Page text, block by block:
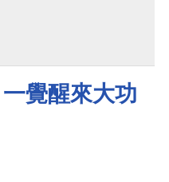
覺醒來大功